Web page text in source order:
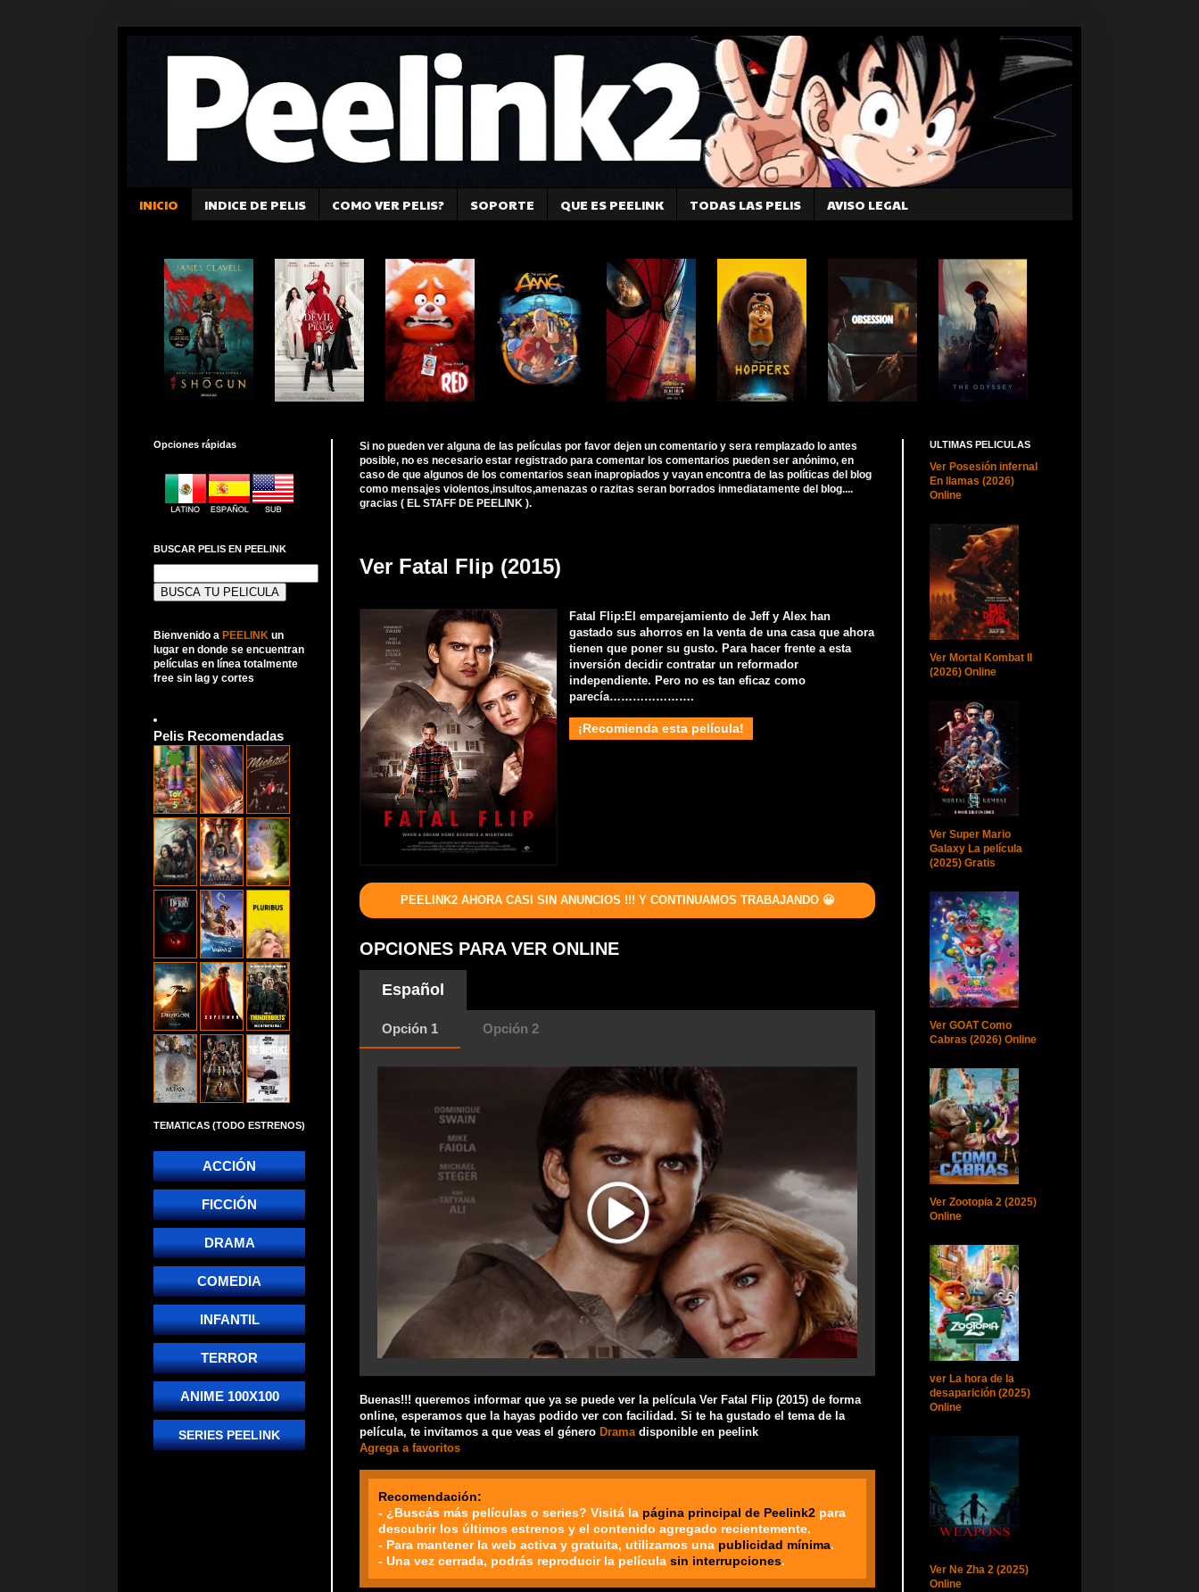
INICIO INDICE DE PELIS COMO VER PELIS? SOPORTE QUE ES PEELINK TODAS LAS PELIS AVISO LEGAL
Si no pueden ver alguna de las películas por favor dejen un comentario y sera remplazado lo antes
posible, no es necesario estar registrado para comentar los comentarios pueden ser anónimo, en
caso de que algunos de los comentarios sean inapropiados y vayan encontra de las políticas del blog
como mensajes violentos,insultos,amenazas o razitas seran borrados inmediatamente del blog....
gracias ( EL STAFF DE PEELINK ).
Ver Fatal Flip (2015)
Fatal Flip:El emparejamiento de Jeff y Alex han
gastado sus ahorros en la venta de una casa que ahora
tienen que poner su gusto. Para hacer frente a esta
inversión decidir contratar un reformador
independiente. Pero no es tan eficaz como
parecía………………….
¡Recomienda esta película!
PEELINK2 AHORA CASI SIN ANUNCIOS !!! Y CONTINUAMOS TRABAJANDO 😀
OPCIONES PARA VER ONLINE
Español
Opción 1 Opción 2
Buenas!!! queremos informar que ya se puede ver la película Ver Fatal Flip (2015) de forma
online, esperamos que la hayas podido ver con facilidad. Si te ha gustado el tema de la
película, te invitamos a que veas el género Dramadisponible en peelink
Agrega a favoritos
Recomendación:
- ¿Buscás más películas o series? Visitá la página principal de Peelink2 para
descubrir los últimos estrenos y el contenido agregado recientemente.
- Para mantener la web activa y gratuita, utilizamos una publicidad mínima.
- Una vez cerrada, podrás reproducir la película sin interrupciones.
Opciones rápidas
BUSCAR PELIS EN PEELINK
Bienvenido a PEELINK un
lugar en donde se encuentran
películas en línea totalmente
free sin lag y cortes
Pelis Recomendadas
TEMATICAS (TODO ESTRENOS)
ACCIÓN
FICCIÓN
DRAMA
COMEDIA
INFANTIL
TERROR
ANIME 100X100
SERIES PEELINK
ULTIMAS PELICULAS
Ver Posesión infernal
En llamas (2026)
Online
Ver Mortal Kombat II
(2026) Online
Ver Super Mario
Galaxy La película
(2025) Gratis
Ver GOAT Como
Cabras (2026) Online
Ver Zootopia 2 (2025)
Online
ver La hora de la
desaparición (2025)
Online
Ver Ne Zha 2 (2025)
Online